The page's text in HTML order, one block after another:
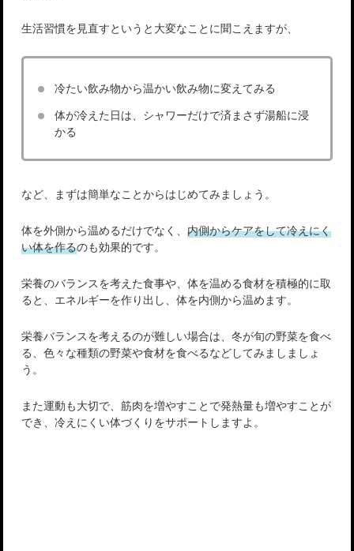
生活習慣を見直すというと大変なことに聞こえますが、
冷たい飲み物から温かい飲み物に変えてみる
体が冷えた日は、シャワーだけで済まさず湯船に浸
かる
など、まずは簡単なことからはじめてみましょう。
体を外側から温めるだけでなく、内側からケアをして冷えにく
い体を作るのも効果的です。
栄養のバランスを考えた食事や、体を温める食材を積極的に取
ると、エネルギーを作り出し、体を内側から温めます。
栄養バランスを考えるのが難しい場合は、冬が旬の野菜を食べ
る、色々な種類の野菜や食材を食べるなどしてみましましょ
う。
また運動も大切で、筋肉を増やすことで発熱量も増やすことが
でき、冷えにくい体づくりをサポートしますよ。